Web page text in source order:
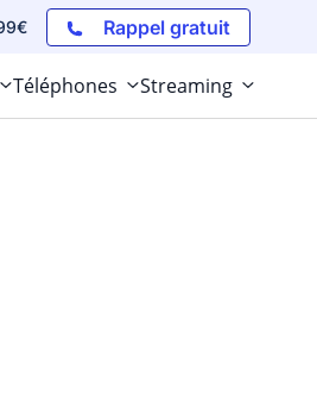
Rappel gratuit
Téléphones Streaming